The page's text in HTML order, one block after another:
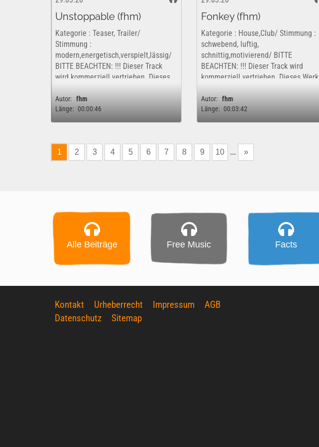
Unstoppable (fhm)
Kategorie : Teaser, Trailer/
Stimmung :
modern,energetisch,verspielt,lässig/
BITTE BEACHTEN: !!! Dieser Track
wird kommerziell vertrieben. Dieses
rechtlich für eine rein private,...
Autor: fhm
Länge: 00:00:46
Fonkey (fhm)
Kategorie : House,Club/ Stimmung :
schwebend, luftig,
schnittig,motivierend/ BITTE
BEACHTEN: !!! Dieser Track wird
kommerziell vertrieben. Dieses Werk
rechtlich für eine rein private,...
Autor: fhm
Länge: 00:03:42
1 2 3 4 5 6 7 8 9 10 ... »
Alle Beiträge Free Music Facts
Kontakt Urheberrecht Impressum
AGB
Datenschutz
Sitemap